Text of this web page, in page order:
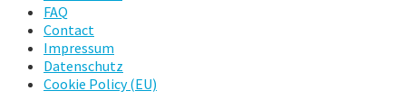
FAQ
Contact
Impressum
Datenschutz
Cookie Policy (EU)